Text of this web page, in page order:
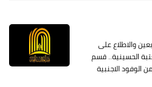
والاطلاع على
الحسينية.. قسم
الوفود الاجنبية